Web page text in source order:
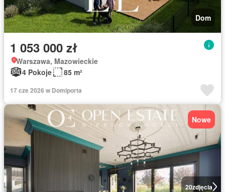
Dom
1 053 000 zł
Warszawa, Mazowieckie
4 Pokoje
85 m²
17 cze 2026 w Domiporta
20zdjęcia
Nowe